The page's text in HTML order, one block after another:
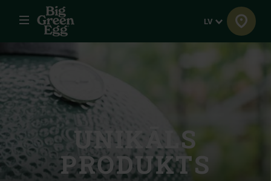
Izvēlne Valoda
LV
UNIKĀLS
PRODUKTS